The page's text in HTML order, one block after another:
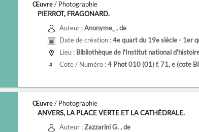
Œuvre/ Photographie
PIERROT, FRAGONARD.
Auteur :Anonyme_ , de
Date de création :4e quart du 19e siècle - 1er
Lieu : Bibliothèque de l'Institut national d'histoire de l'art,
# Cote / Numéro :4 Phot 010 (01) f. 71, e (cote
Œuvre/ Photographie
ANVERS, LA PLACE VERTE ET LA CATHÉDRALE.
Auteur :Zazzarini G., de